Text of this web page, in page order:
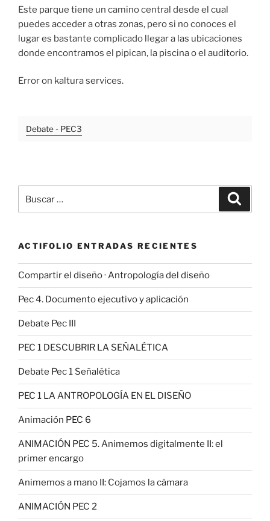
Este parque tiene un camino central desde el cual
puedes acceder a otras zonas, pero si no conoces el
lugar es bastante complicado llegar a las ubicaciones
donde encontramos el pipican, la piscina o el auditorio.
Error on kaltura services.
Debate - PEC3
por:
ACTIFOLIO ENTRADAS RECIENTES
Compartir el diseño · Antropología del diseño
Pec 4. Documento ejecutivo y aplicación
Debate Pec III
PEC 1 DESCUBRIR LA SEÑALÉTICA
Debate Pec 1 Señalética
PEC 1 LA ANTROPOLOGÍA EN EL DISEÑO
Animación PEC 6
ANIMACIÓN PEC 5. Animemos digitalmente II: el
primer encargo
Animemos a mano II: Cojamos la cámara
ANIMACIÓN PEC 2